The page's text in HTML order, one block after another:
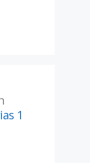
1